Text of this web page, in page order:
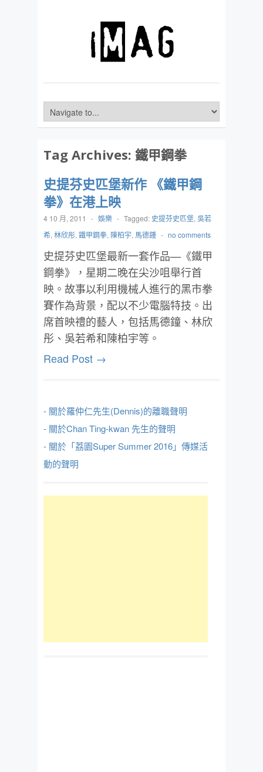
Tag Archives: 鐵甲鋼拳
史提芬史匹堡新作 《鐵甲鋼
拳》在港上映
4 10 月, 2011 - 娛樂 - Tagged: 史提芬史匹堡, 吳若
希, 林欣彤, 鐵甲鋼拳, 陳柏宇, 馬德鍾 - no comments
史提芬史匹堡最新一套作品—《鐵甲
鋼拳》，星期二晚在尖沙咀舉行首
映。故事以利用機械人進行的黑市拳
賽作為背景，配以不少電腦特技。出
席首映禮的藝人，包括馬德鐘、林欣
彤、吳若希和陳柏宇等。
Read Post →
- 關於羅仲仁先生(Dennis)的離職聲明
- 關於Chan Ting-kwan 先生的聲明
- 關於「荔園Super Summer 2016」傳媒活
動的聲明